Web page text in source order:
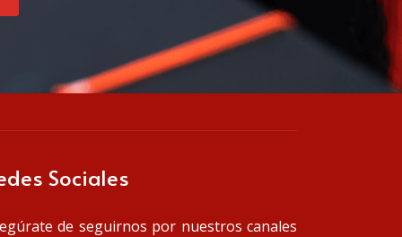
Sociales
de seguirnos por nuestros canales